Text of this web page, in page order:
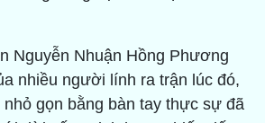
Nguyễn Nhuận Hồng Phương
nhiều người lính ra trận lúc đó,
gọn bằng bàn tay thực sự đã